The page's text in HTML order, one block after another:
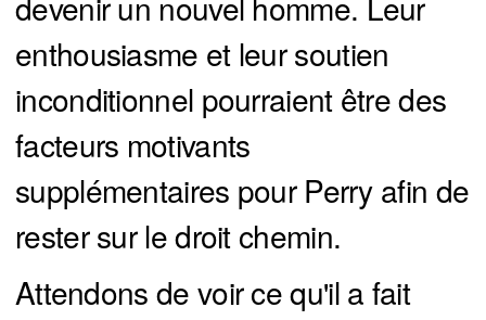
enthousiasme et leur soutien
inconditionnel pourraient être des
facteurs motivants
supplémentaires pour Perry afin de
rester sur le droit chemin.
Attendons de voir ce qu'il a fait